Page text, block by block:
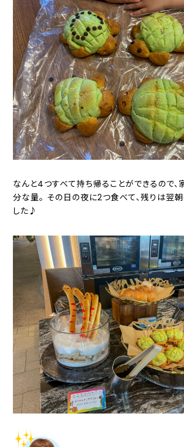
なんと4つすべて持ち帰ることができるので
分な量。 その日の夜に2つ食べて、残りは翌
した♪